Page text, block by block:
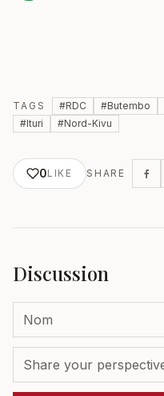
TAGS #RDC #Butembo
#Ituri #Nord-Kivu
0LIKE SHARE
Discussion